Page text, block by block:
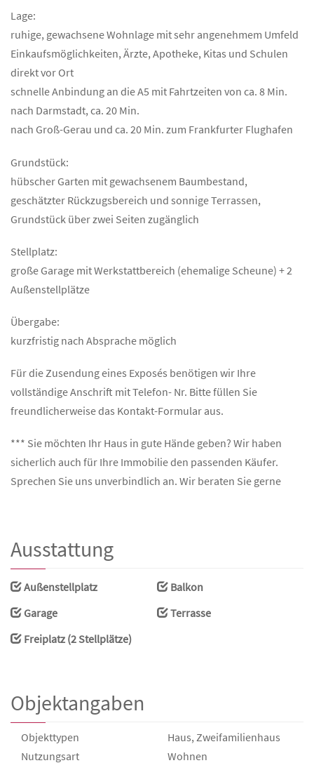
Lage:
ruhige, gewachsene Wohnlage mit sehr angenehmem Umfeld
Einkaufsmöglichkeiten, Ärzte, Apotheke, Kitas und Schulen
direkt vor Ort
schnelle Anbindung an die A5 mit Fahrtzeiten von ca. 8 Min.
nach Darmstadt, ca. 20 Min.
nach Groß-Gerau und ca. 20 Min. zum Frankfurter Flughafen
Grundstück:
hübscher Garten mit gewachsenem Baumbestand,
geschätzter Rückzugsbereich und sonnige Terrassen,
Grundstück über zwei Seiten zugänglich
Stellplatz:
große Garage mit Werkstattbereich (ehemalige Scheune) + 2
Außenstellplätze
Übergabe:
kurzfristig nach Absprache möglich
Für die Zusendung eines Exposés benötigen wir Ihre
vollständige Anschrift mit Telefon- Nr. Bitte füllen Sie
freundlicherweise das Kontakt-Formular aus.
*** Sie möchten Ihr Haus in gute Hände geben? Wir haben
sicherlich auch für Ihre Immobilie den passenden Käufer.
Sprechen Sie uns unverbindlich an. Wir beraten Sie gerne
Ausstattung
Außenstellplatz
Balkon
Garage
Terrasse
Freiplatz (2 Stellplätze)
Objektangaben
Objekttypen
Haus, Zweifamilienhaus
Nutzungsart
Wohnen